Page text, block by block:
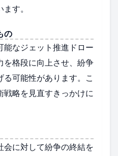
す。
の
なジェット推進ドロー
を格段に向上させ、紛争
可能性があります。こ
略を見直すきっかけに
に対して紛争の終結を